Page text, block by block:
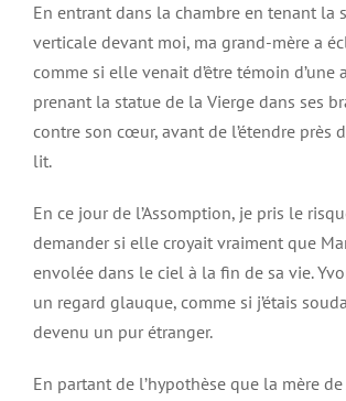
En entrant dans la chambre en tenant la
verticale devant moi, ma grand-mère a
comme si elle venait d’être témoin d’une
prenant la statue de la Vierge dans ses
contre son cœur, avant de l’étendre près
lit.
En ce jour de l’Assomption, je pris le
demander si elle croyait vraiment que
envolée dans le ciel à la fin de sa vie.
un regard glauque, comme si j’étais
devenu un pur étranger.
En partant de l’hypothèse que la mère de